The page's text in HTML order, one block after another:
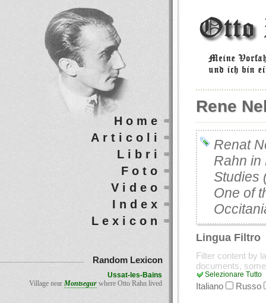
Rene
Renat
Rahn in
Studies
One of
Lingua Filtro
Filter content by
documents,
Selezionare Tutto
Italiano Russo
Home
Articoli
Libri
Foto
Video
Index
Lexicon
Random Lexicon
Ussat-les-Bains
Village near Montsegurwhere Otto Rahn lived